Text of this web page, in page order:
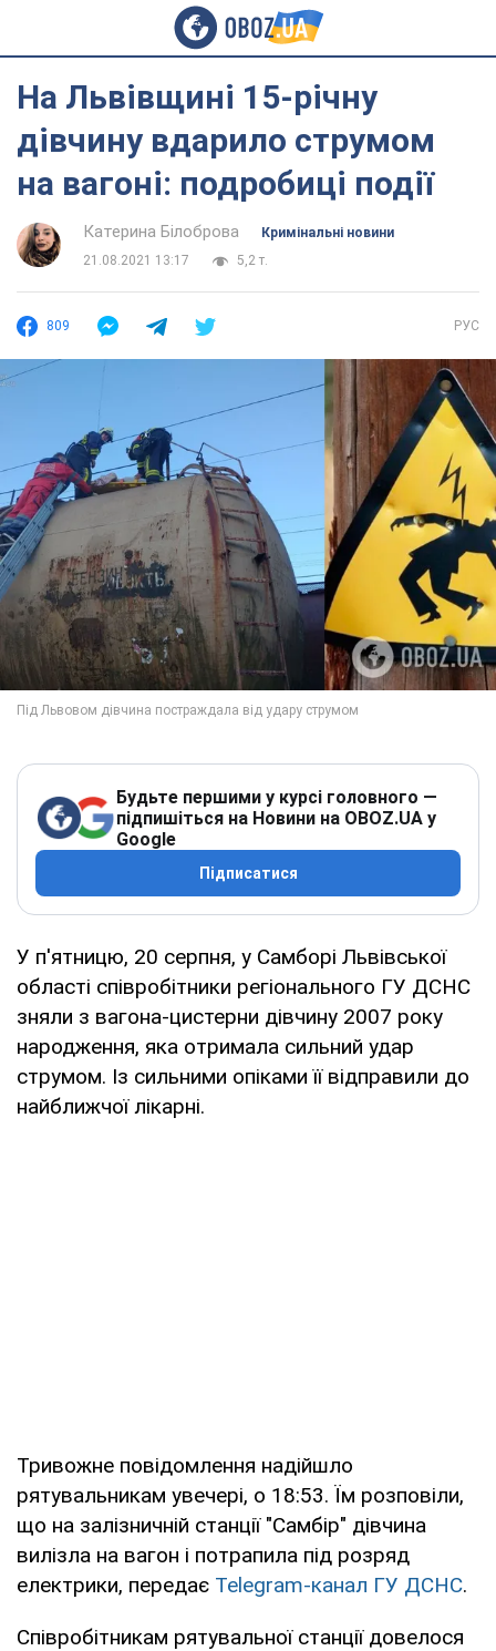
На Львівщині 15-річну
дівчину вдарило струмом
на вагоні: подробиці події
Катерина Білоброва
Кримінальні новини
21.08.2021 13:17
5,2 т.
809 РУС
Будьте першими у курсі головного —
підпишіться на Новини на OBOZ.UA у
Google
Підписатися
У п'ятницю, 20 серпня, у Самборі Львівської
області співробітники регіонального ГУ ДСНС
зняли з вагона-цистерни дівчину 2007 року
народження, яка отримала сильний удар
струмом. Із сильними опіками її відправили до
найближчої лікарні.
Тривожне повідомлення надійшло
рятувальникам увечері, о 18:53. Їм розповіли,
що на залізничній станції "Самбір" дівчина
вилізла на вагон і потрапила під розряд
електрики, передає Telegram-канал ГУ ДСНС.
Співробітникам рятувальної станції довелося